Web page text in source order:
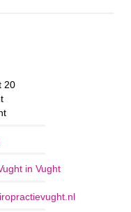
20
in Vught